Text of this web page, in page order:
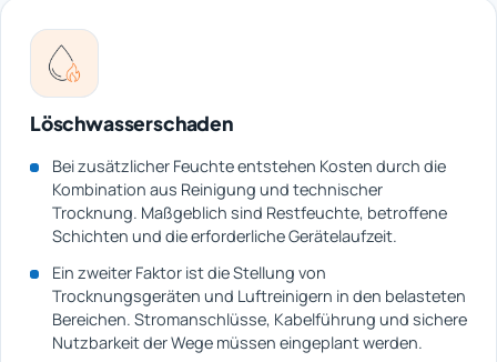
Löschwasserschaden
Bei zusätzlicher Feuchte entstehen Kosten durch die
Kombination aus Reinigung und technischer
Trocknung. Maßgeblich sind Restfeuchte, betroffene
Schichten und die erforderliche Gerätelaufzeit.
Ein zweiter Faktor ist die Stellung von
Trocknungsgeräten und Luftreinigern in den belasteten
Bereichen. Stromanschlüsse, Kabelführung und sichere
Nutzbarkeit der Wege müssen eingeplant werden.